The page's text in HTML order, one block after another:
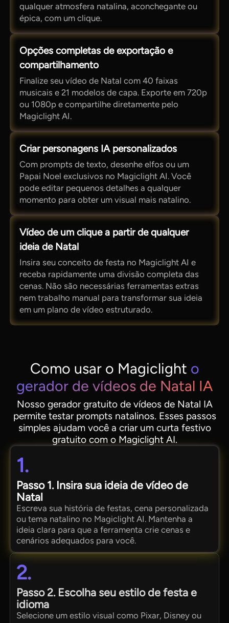
qualquer atmosfera natalina, aconchegante ou
épica, com um clique.
Opções completas de exportação e
compartilhamento
Finalize seu vídeo de Natal com 40 faixas
musicais e 21 modelos de capa. Exporte em 720p
ou 1080p e compartilhe diretamente pelo
Magiclight AI.
Criar personagens IA personalizados
Com prompts de texto, desenhe elfos ou um
Papai Noel exclusivos no Magiclight AI. Você
pode editar pequenos detalhes a qualquer
momento para obter um visual mais natalino.
Vídeo de um clique a partir de qualquer
ideia de Natal
Insira seu conceito de festa no Magiclight AI e
receba rapidamente uma divisão completa das
cenas. Não são necessárias ferramentas extras
nem trabalho manual para transformar sua ideia
em um plano de vídeo estruturado.
Como usar o Magiclight o
gerador de vídeos de Natal IA
Nosso gerador gratuito de vídeos de Natal IA
permite testar prompts natalinos. Esses passos
simples ajudam você a criar um curta festivo
gratuito com o Magiclight AI.
1.
Passo 1. Insira sua ideia de vídeo de
Natal
Escreva sua história de festas, cena personalizada
ou tema natalino no Magiclight AI. Mantenha a
ideia clara para que a ferramenta crie cenas e
cenários adequados para você.
2.
Passo 2. Escolha seu estilo de festa e
idioma
Selecione um estilo visual como Pixar, Disney ou